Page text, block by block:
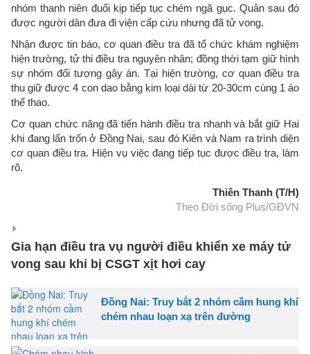
nhóm thanh niên đuổi kịp tiếp tục chém ngã gục. Quân sau đó
được người dân đưa đi viện cấp cứu nhưng đã tử vong.
Nhận được tin báo, cơ quan điều tra đã tổ chức khám nghiệm
hiện trường, tử thi điều tra nguyên nhân; đồng thời tạm giữ hình
sự nhóm đối tượng gây án. Tại hiện trường, cơ quan điều tra
thu giữ được 4 con dao bằng kim loại dài từ 20-30cm cùng 1 áo
thể thao.
Cơ quan chức năng đã tiến hành điều tra nhanh và bắt giữ Hai
khi đang lẩn trốn ở Đồng Nai, sau đó Kiên và Nam ra trình diện
cơ quan điều tra. Hiện vụ việc đang tiếp tục được điều tra, làm
rõ.
Thiên Thanh (T/H)
Theo Đời sống Plus/GĐVN
Gia hạn điều tra vụ người điều khiển xe máy tử
vong sau khi bị CSGT xịt hơi cay
Đồng Nai: Truy bắt 2 nhóm cầm hung khí
chém nhau loạn xạ trên đường